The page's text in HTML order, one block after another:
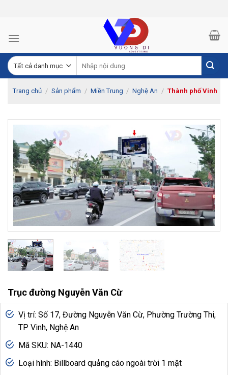
Trang chủ / Sản phẩm / Miền Trung / Nghệ An / Thành phố Vinh
Trục đường Nguyễn Văn Cừ
Vị trí: Số 17, Đường Nguyễn Văn Cừ, Phường Trường Thi,
TP Vinh, Nghệ An
Mã SKU: NA-1440
Loại hình: Billboard quảng cáo ngoài trời 1 mặt